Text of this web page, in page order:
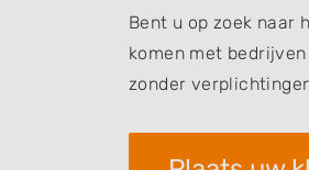
Bent u op zoek naar
komen met
zonder